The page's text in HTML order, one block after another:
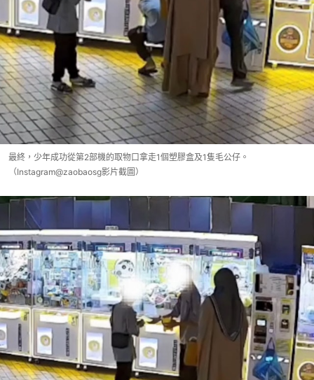
最終，少年成功從第2部機的取物口拿走1個塑膠盒及1隻毛公仔。
（Instagram@zaobaosg影片截圖）